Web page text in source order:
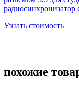
Узнать стоимость
похожие